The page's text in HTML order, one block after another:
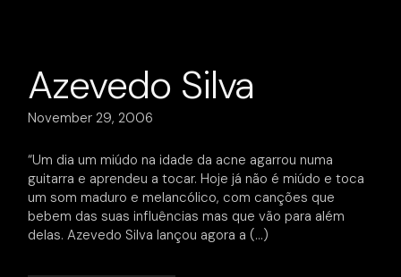
Azevedo Silva
November 29, 2006
“Um dia um miúdo na idade da acne agarrou numa
guitarra e aprendeu a tocar. Hoje já não é miúdo e toca
um som maduro e melancólico, com canções que
bebem das suas influências mas que vão para além
delas. Azevedo Silva lançou agora a